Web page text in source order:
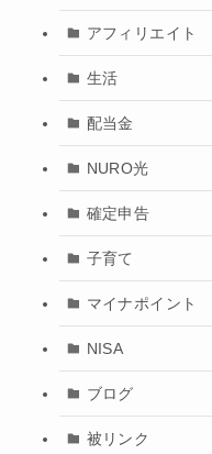
アフィリエイト
生活
配当金
NURO光
確定申告
子育て
マイナポイント
NISA
ブログ
被リンク